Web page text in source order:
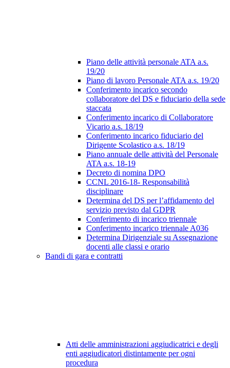
Piano delle attività personale ATA a.s.
19/20
Piano di lavoro Personale ATA a.s. 19/20
Conferimento incarico secondo
collaboratore del DS e fiduciario della sede
staccata
Conferimento incarico di Collaboratore
Vicario a.s. 18/19
Conferimento incarico fiduciario del
Dirigente Scolastico a.s. 18/19
Piano annuale delle attività del Personale
ATA a.s. 18-19
Decreto di nomina DPO
CCNL 2016-18- Responsabilità
disciplinare
Determina del DS per l’affidamento del
servizio previsto dal GDPR
Conferimento di incarico triennale
Conferimento incarico triennale A036
Determina Dirigenziale su Assegnazione
docenti alle classi e orario
Bandi di gara e contratti
Atti delle amministrazioni aggiudicatrici e degli
enti aggiudicatori distintamente per ogni
procedura